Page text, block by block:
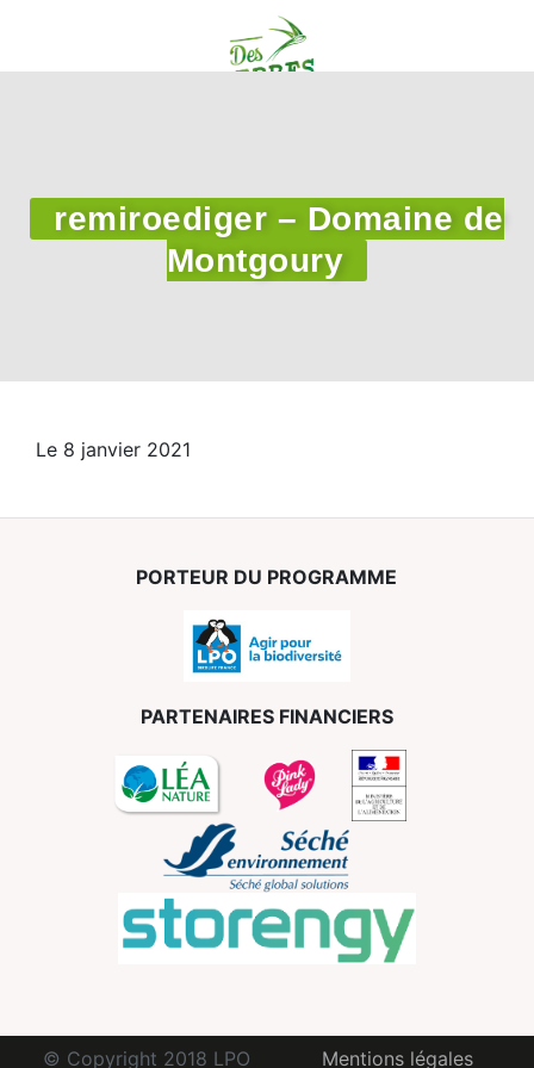
remiroediger – Domaine de
Montgoury
Le 8 janvier 2021
PORTEUR DU PROGRAMME
PARTENAIRES FINANCIERS
© Copyright 2018 LPO Mentions légales